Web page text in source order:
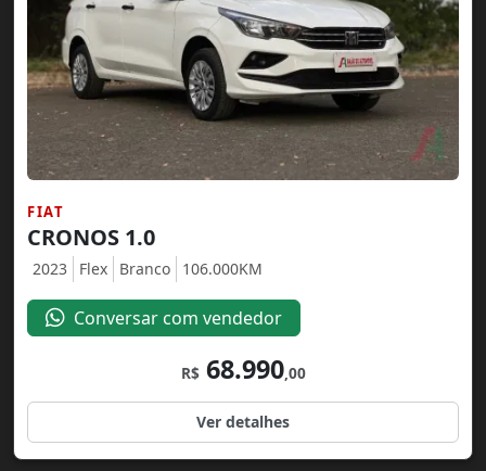
FIAT
CRONOS 1.0
2023 Flex Branco 106.000KM
Conversar com vendedor
R$68.990,00
Ver detalhes